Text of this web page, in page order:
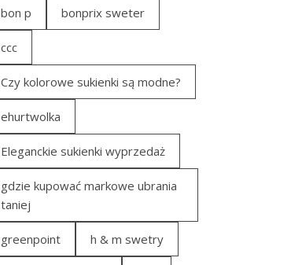
bon p bonprix sweter
ccc
Czy kolorowe sukienki są modne?
ehurtwolka
Eleganckie sukienki wyprzedaż
gdzie kupować markowe ubrania
taniej
greenpoint h & m swetry